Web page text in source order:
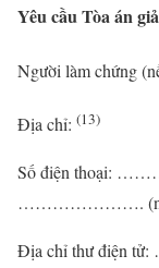
Yêu cầu Tòa án
Người làm chứng
Địa chỉ: (13)
Số điện thoại:
………………….
Địa chỉ thư